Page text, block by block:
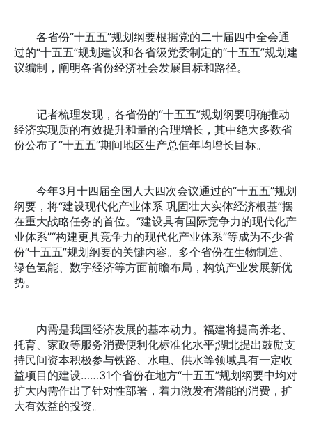
各省份“十五五”规划纲要根据党的二十届四中全会通
过的“十五五”规划建议和各省级党委制定的“十五五”规划建
议编制，阐明各省份经济社会发展目标和路径。
记者梳理发现，各省份的“十五五”规划纲要明确推动
经济实现质的有效提升和量的合理增长，其中绝大多数省
份公布了“十五五”期间地区生产总值年均增长目标。
今年3月十四届全国人大四次会议通过的“十五五”规划
纲要，将“建设现代化产业体系 巩固壮大实体经济根基”摆
在重大战略任务的首位。“建设具有国际竞争力的现代化产
业体系”“构建更具竞争力的现代化产业体系”等成为不少省
份“十五五”规划纲要的关键内容。多个省份在生物制造、
绿色氢能、数字经济等方面前瞻布局，构筑产业发展新优
势。
内需是我国经济发展的基本动力。福建将提高养老、
托育、家政等服务消费便利化标准化水平;湖北提出鼓励支
持民间资本积极参与铁路、水电、供水等领域具有一定收
益项目的建设……31个省份在地方“十五五”规划纲要中均对
扩大内需作出了针对性部署，着力激发有潜能的消费，扩
大有效益的投资。